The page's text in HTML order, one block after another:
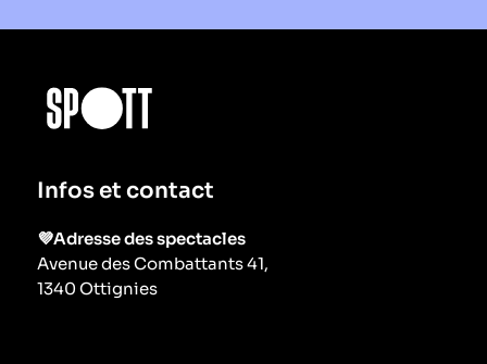
Infos et contact
💜Adresse des spectacles
Avenue des Combattants 41,
1340 Ottignies